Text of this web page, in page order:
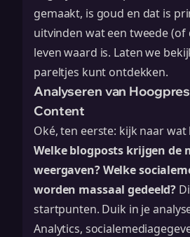
gemaakt, is goud en dat is
uitvinden wat een tweede (of
leven waard is. Laten we
pareltjes kunt ontdekken.
Analyseren van
Content
Oké, ten eerste: kijk naar
Welke blogposts krijgen de
weergaven? Welke
worden massaal gedeeld?
startpunten. Duik in je
Analytics,